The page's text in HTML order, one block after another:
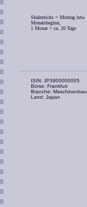
Skalenticks = Montag bzw.
Monatsbeginn;
1 Monat = ca. 20 Tage
ISIN: JP3900000005
Börse: Frankfurt
Branche: Maschinenbau
Land: Japan